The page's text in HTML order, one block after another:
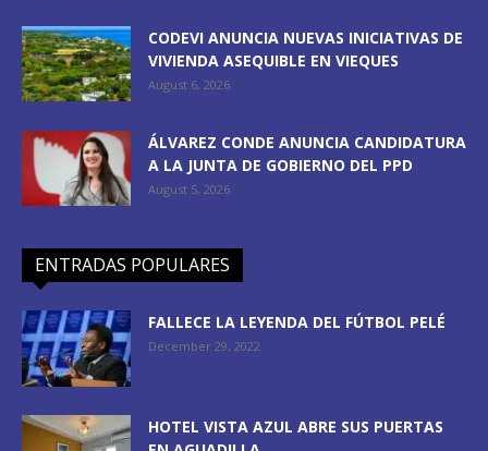
CODEVI ANUNCIA NUEVAS INICIATIVAS DE
VIVIENDA ASEQUIBLE EN VIEQUES
August 6, 2026
ÁLVAREZ CONDE ANUNCIA CANDIDATURA
A LA JUNTA DE GOBIERNO DEL PPD
August 5, 2026
ENTRADAS POPULARES
FALLECE LA LEYENDA DEL FÚTBOL PELÉ
December 29, 2022
HOTEL VISTA AZUL ABRE SUS PUERTAS